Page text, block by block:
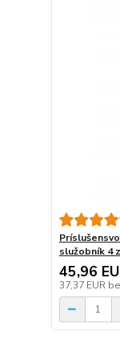
služobník 4
45,96
37,37 EUR